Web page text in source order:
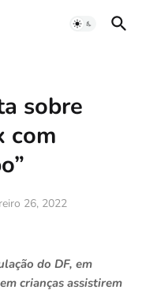
sobre
com
26, 2022
do DF, em
crianças assistirem